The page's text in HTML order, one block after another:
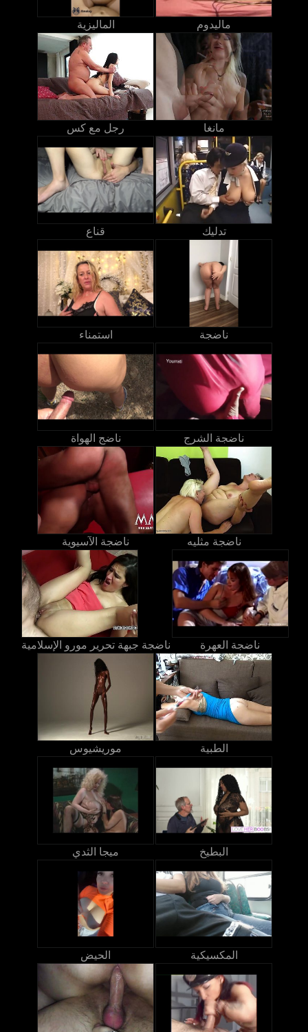
الماليزية ماليدوم
رجل مع كس مانغا
قناع تدليك
استمناء ناضجة
ناضج الهواة ناضجة الشرج
ناضجة الآسيوية ناضجة مثليه
ناضجة جبهة تحرير مورو الإسلامية ناضجة العهرة
موريشيوس الطبية
ميجا الثدي البطيخ
الحيض المكسيكية